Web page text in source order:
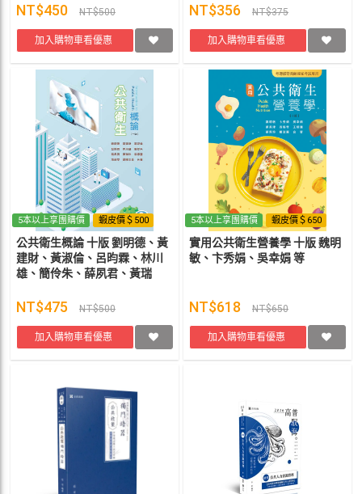
NT$450 NT$500
加入購物車看優惠
NT$356 NT$375
加入購物車看優惠
5本以上享團購價 蝦皮價＄500
公共衛生概論 十版 劉明德、黃
建財、黃淑倫、呂昀霖、林川
雄、簡伶朱、薛夙君、黃瑞
貞
NT$475 NT$500
加入購物車看優惠
5本以上享團購價 蝦皮價＄650
實用公共衛生營養學 十版 魏明
敏、卞秀娟、吳幸娟 等
NT$618 NT$650
加入購物車看優惠